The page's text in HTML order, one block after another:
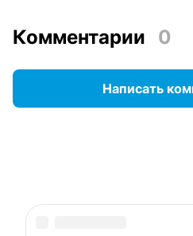
Комментарии 0
Написать